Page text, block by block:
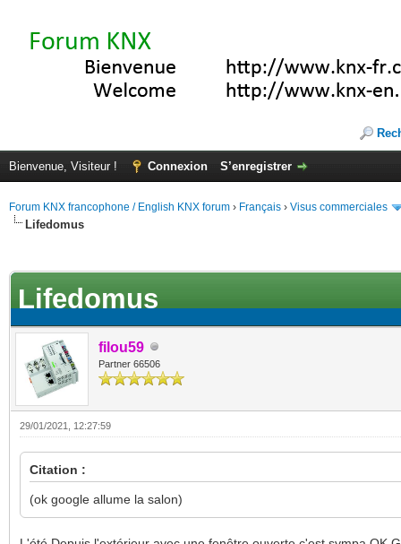
Bienvenue, Visiteur ! Connexion S’enregistrer
Forum KNX francophone / English KNX forum › Français › Visus commerciales
Lifedomus
Lifedomus
filou59
Partner 66506
29/01/2021, 12:27:59
Citation :
(ok google allume la salon)